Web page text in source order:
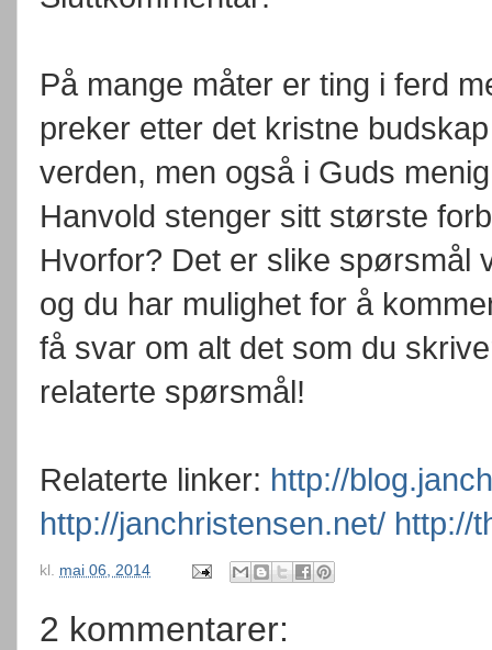
På mange måter er ting i ferd
preker etter det kristne
verden, men også i Guds
Hanvold stenger sitt største
Hvorfor? Det er slike spørsmål
og du har mulighet for å
få svar om alt det som du
relaterte spørsmål!
Relaterte linker: http://
http://janchristensen.net/ http://
kl. mai 06, 2014
2 kommentarer: